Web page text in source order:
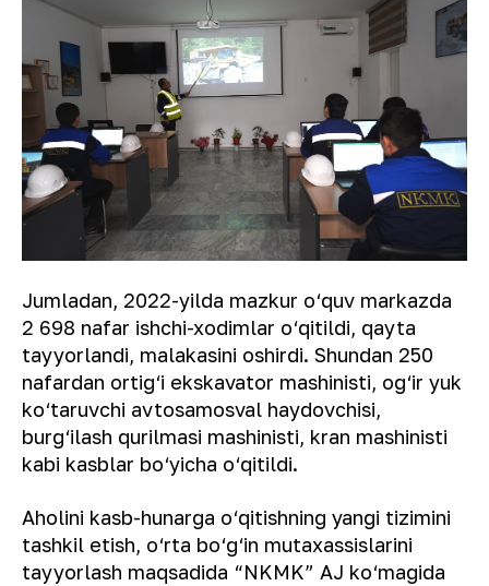
Jumladan, 2022-yilda mazkur o‘quv markazda
2 698 nafar ishchi-xodimlar o‘qitildi, qayta
tayyorlandi, malakasini oshirdi. Shundan 250
nafardan ortig‘i ekskavator mashinisti, og‘ir yuk
ko‘taruvchi avtosamosval haydovchisi,
burg‘ilash qurilmasi mashinisti, kran mashinisti
kabi kasblar bo‘yicha o‘qitildi.
Aholini kasb-hunarga o‘qitishning yangi tizimini
tashkil etish, o‘rta bo‘g‘in mutaxassislarini
tayyorlash maqsadida “NKMK” AJ ko‘magida